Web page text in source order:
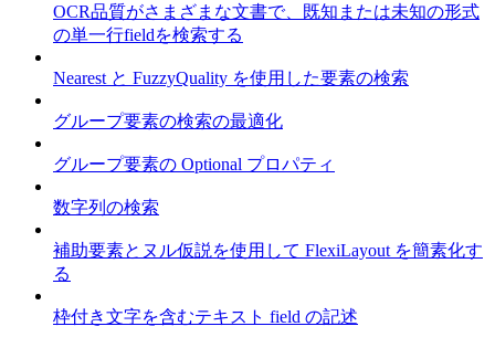
OCR品質がさまざまな文書で、既知または未知の形式
の単一行fieldを検索する
Nearest と FuzzyQuality を使用した要素の検索
グループ要素の検索の最適化
グループ要素の Optional プロパティ
数字列の検索
補助要素とヌル仮説を使用して FlexiLayout を簡素化す
る
枠付き文字を含むテキスト field の記述